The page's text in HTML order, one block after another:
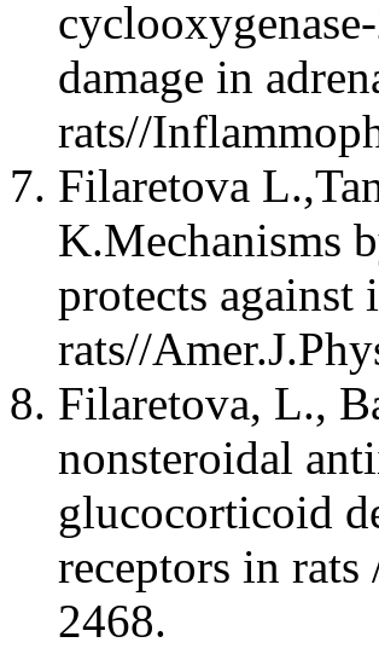
damage in
rats//
Filaretova
K.Mechanisms
protects
rats//
Filaretova, L.,
nonsteroidal
glucocorticoid
receptors in
2468.